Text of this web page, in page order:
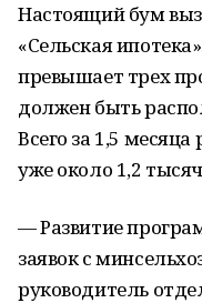
Настоящий бум
«Сельская
превышает трех
должен быть
Всего за 1,5
уже около 1,2
— Развитие
заявок с
руководитель